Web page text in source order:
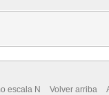
escala N Volver arriba